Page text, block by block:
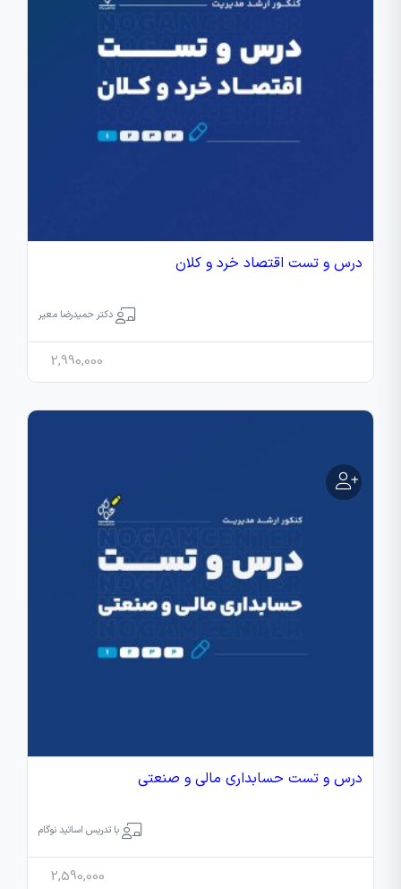
درس و تست اقتصاد خرد و کلان
دکتر حمیدرضا معیر
2,990,000
درس و تست حسابداری مالی و صنعتی
با تدریس اساتید نوگام
2,590,000